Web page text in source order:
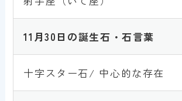
11月30日 の誕生石・石言葉
十字スター石/ 中心的な存在